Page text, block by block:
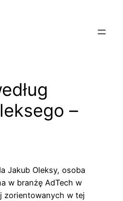
–
Jakub Oleksy, osoba
w branżę AdTech w
zorientowanych w tej